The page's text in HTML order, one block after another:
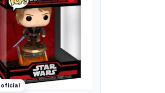
oficial